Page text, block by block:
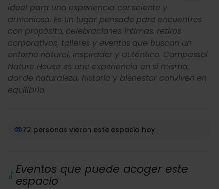
ideal para una experiencia consciente y
armoniosa. Es un lugar pensado para encuentros
con propósito, celebraciones íntimas, retiros
corporativos, talleres y eventos que buscan un
entorno natural, inspirador y auténtico. Campassol
Nature House es una experiencia en sí misma,
donde naturaleza, historia y bienestar conviven en
equilibrio.
72 personas vieron este espacio hoy
Eventos que puede acoger este
espacio